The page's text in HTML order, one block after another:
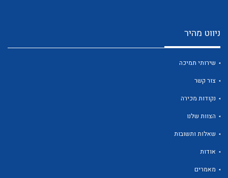
לכל מוצרי היצרן
ניווט מהיר
שירותי תמיכה
צור קשר
נקודות מכירה
הצוות שלנו
שאלות ותשובות
אודות
מאמרים